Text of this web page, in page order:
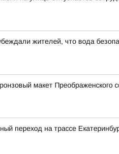
жителей, что вода
макет Преображенского
переход на трассе